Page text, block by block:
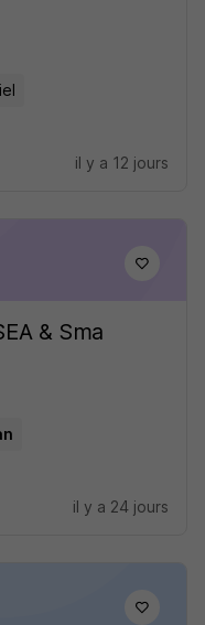
il y a 12 jours
& Sma
il y a 24 jours